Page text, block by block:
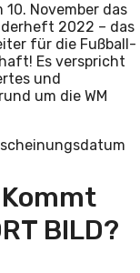
10. November das
2022 – das
für die Fußball-
Es verspricht
und
um die WM
BILD?